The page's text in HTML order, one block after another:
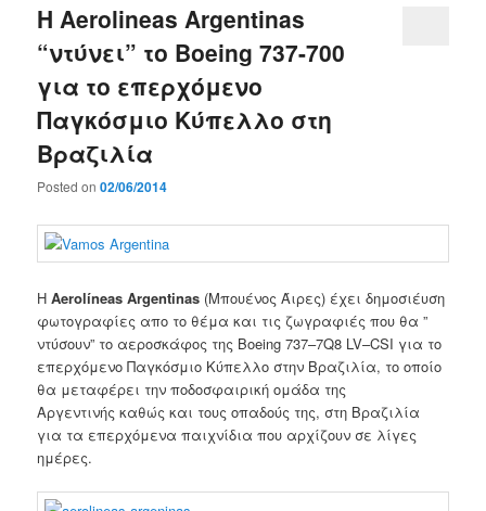
Η Aerolineas Argentinas
“ντύνει” το Boeing 737-700
για το επερχόμενο
Παγκόσμιο Κύπελλο στη
Βραζιλία
Posted on02/06/2014
ΗAerolíneas Argentinas (ΜπουένοςΆιρες) έχει δημοσιέυση
φωτογραφίες απο το θέμα και τις ζωγραφιές που θα ”
ντύσουν” το αεροσκάφος της Boeing 737–7Q8 LV–CSI για το
επερχόμενο Παγκόσμιο Κύπελλο στην Βραζιλία, το οποίο
θα μεταφέρει τηνποδοσφαιρική ομάδα της
Αργεντινής καθώς και τους οπαδούς της, στη Βραζιλία
για τα επερχόμενα παιχνίδια που αρχίζουν σε λίγες
ημέρες.